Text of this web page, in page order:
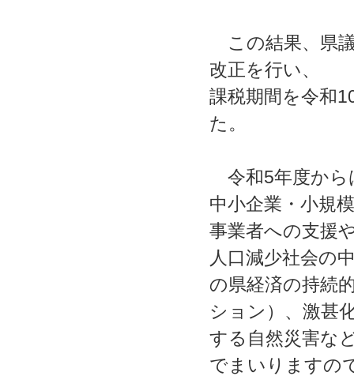
この結果、県
改正を行い、
課税期間を令和
た。
令和5年度から
中小企業・小規模
事業者への支援
人口減少社会の
の県経済の持続
ション）、激甚
する自然災害な
でまいりますの